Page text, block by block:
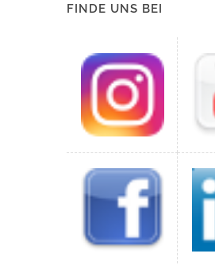
FINDE UNS BEI